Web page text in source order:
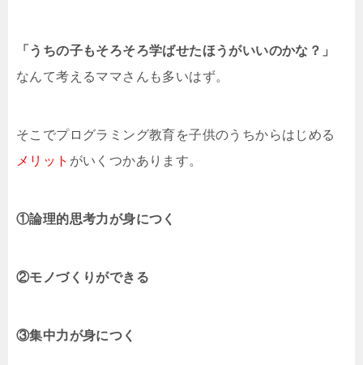
「うちの子もそろそろ学ばせたほうがいいのかな？」
なんて考えるママさんも多いはず。
そこでプログラミング教育を子供のうちからはじめる
メリット がいくつかあります。
①論理的思考力が身につく
②モノづくりができる
③集中力が身につく